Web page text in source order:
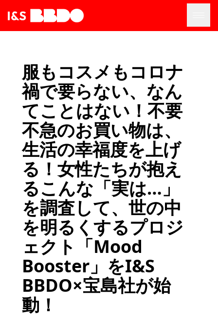
服もコスメもコロナ
禍で要らない、なん
てことはない！不要
不急のお買い物は、
⽣活の幸福度を上げ
る！⼥性たちが抱え
るこんな「実は…」
を調査して、世の中
を明るくするプロジ
ェクト「Mood
Booster」をI&S
BBDO×宝島社が始
動！